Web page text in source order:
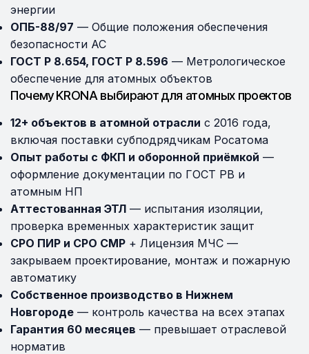
энергии
ОПБ-88/97 — Общие положения обеспечения
безопасности АС
ГОСТ Р 8.654, ГОСТ Р 8.596 — Метрологическое
обеспечение для атомных объектов
Почему KRONA выбирают для атомных проектов
12+ объектов в атомной отрасли с 2016 года,
включая поставки субподрядчикам Росатома
Опыт работы с ФКП и оборонной приёмкой —
оформление документации по ГОСТ РВ и
атомным НП
Аттестованная ЭТЛ — испытания изоляции,
проверка временных характеристик защит
СРО ПИР и СРО СМР + Лицензия МЧС —
закрываем проектирование, монтаж и пожарную
автоматику
Собственное производство в Нижнем
Новгороде — контроль качества на всех этапах
Гарантия 60 месяцев — превышает отраслевой
норматив